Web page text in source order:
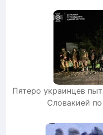
Пятеро украинцев
Словакией